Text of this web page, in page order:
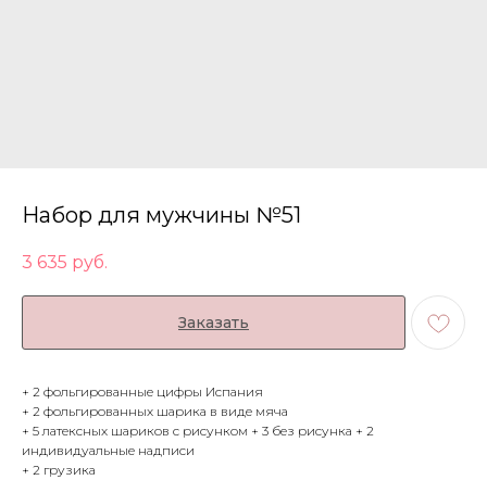
Набор для мужчины №51
3 635 руб.
Заказать
+ 2 фольгированные цифры Испания
+ 2 фольгированных шарика в виде мяча
+ 5 латексных шариков с рисунком + 3 без рисунка + 2
индивидуальные надписи
+ 2 грузика